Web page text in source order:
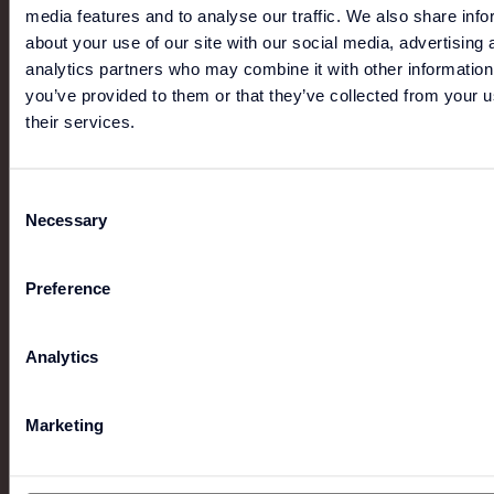
media features and to analyse our traffic. We also share
about your use of our site with our social media, advertising
analytics partners who may combine it with other
you’ve provided to them or that they’ve collected from your
their services.
Selection
Necessary
Preference
Analytics
Marketing
SHOP ONLINE
G-STAR
voor de toekomst van mode.